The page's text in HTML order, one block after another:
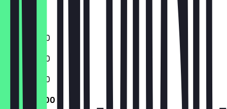
Zondag
13:00 - 19:00
12:00 - 19:00
12:00 - 19:00
12:00 - 19:00